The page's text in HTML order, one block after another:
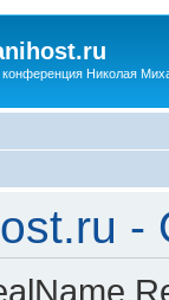
конференция Николая